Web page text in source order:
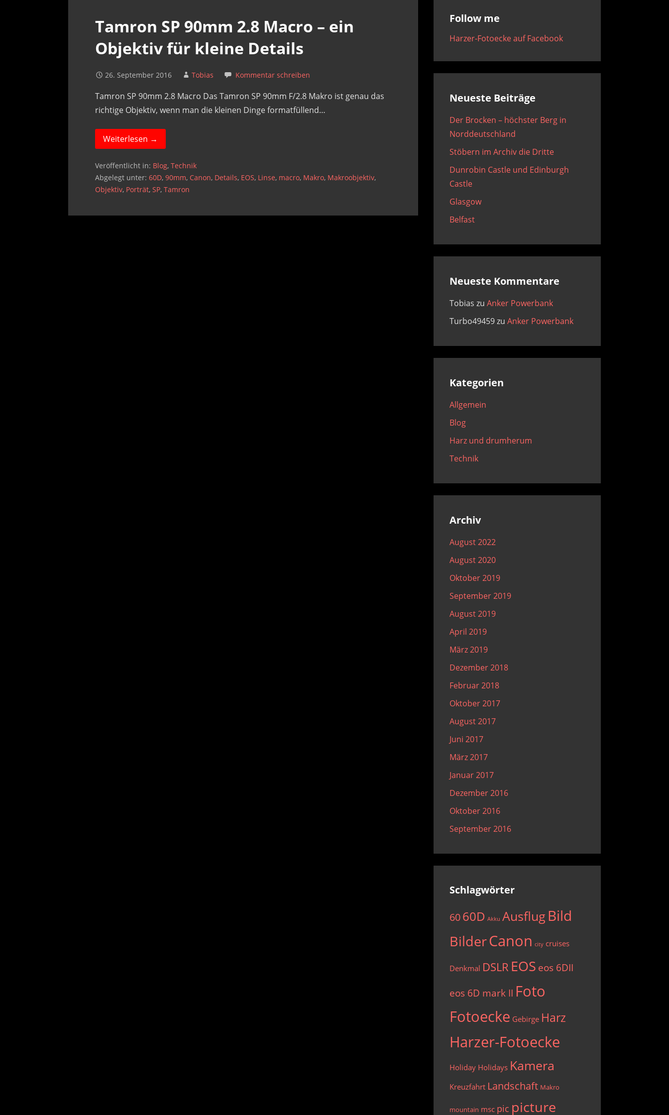
Tamron SP 90mm 2.8 Macro – ein
Objektiv für kleine Details
26. September 2016 Tobias Kommentar schreiben
Tamron SP 90mm 2.8 Macro Das Tamron SP 90mm F/2.8 Makro ist genau das
richtige Objektiv, wenn man die kleinen Dinge formatfüllend…
Weiterlesen →
Veröffentlicht in: Blog,Technik
Abgelegt unter:60D,90mm, Canon, Details, EOS, Linse, macro, Makro, Makroobjektiv,
Objektiv, Porträt,SP,Tamron
Follow me
Harzer-Fotoecke auf Facebook
Neueste Beiträge
Der Brocken – höchster Berg in
Norddeutschland
Stöbern im Archiv die Dritte
Dunrobin Castle und Edinburgh
Castle
Glasgow
Belfast
Neueste Kommentare
Tobias zu Anker Powerbank
Turbo49459zu Anker Powerbank
Kategorien
Allgemein
Blog
Harz und drumherum
Technik
Archiv
August 2022
August 2020
Oktober 2019
September 2019
August 2019
April 2019
März 2019
Dezember 2018
Februar 2018
Oktober 2017
August 2017
Juni 2017
März 2017
Januar 2017
Dezember 2016
Oktober 2016
September 2016
Schlagwörter
6060D Akku Ausflug Bild
BilderCanon city cruises
Denkmal DSLR EOS eos 6DII
eos 6D mark II Foto
Fotoecke Gebirge Harz
Harzer-Fotoecke
Holiday Holidays Kamera
Kreuzfahrt Landschaft Makro
mountain msc pic picture